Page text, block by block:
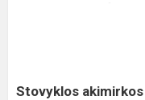
Stovyklos akimirkos